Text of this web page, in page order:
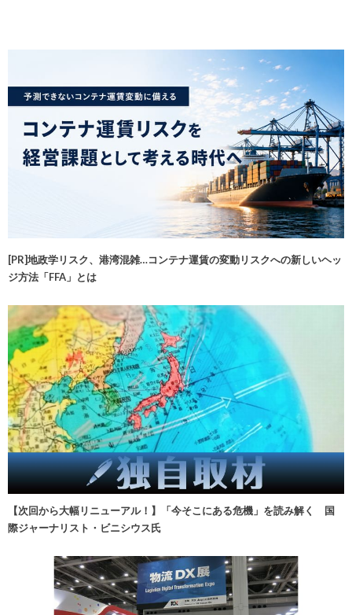
[PR]地政学リスク、港湾混雑…コンテナ運賃の変動リスクへの新しいヘッ
ジ方法「FFA」とは
【次回から大幅リニューアル！】「今そこにある危機」を読み解く 国
際ジャーナリスト・ビニシウス氏